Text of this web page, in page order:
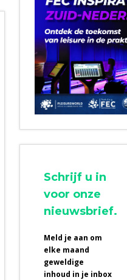
Schrijf u in
voor onze
nieuwsbrief.
Meld je aan om
elke maand
geweldige
inhoud in je inbox